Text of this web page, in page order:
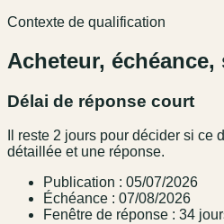
Contexte de qualification
Acheteur,
Délai de réponse court
Il reste 2 jours pour décider si ce
détaillée et une réponse.
Publication : 05/07/2026
Échéance : 07/08/2026
Fenêtre de réponse : 34